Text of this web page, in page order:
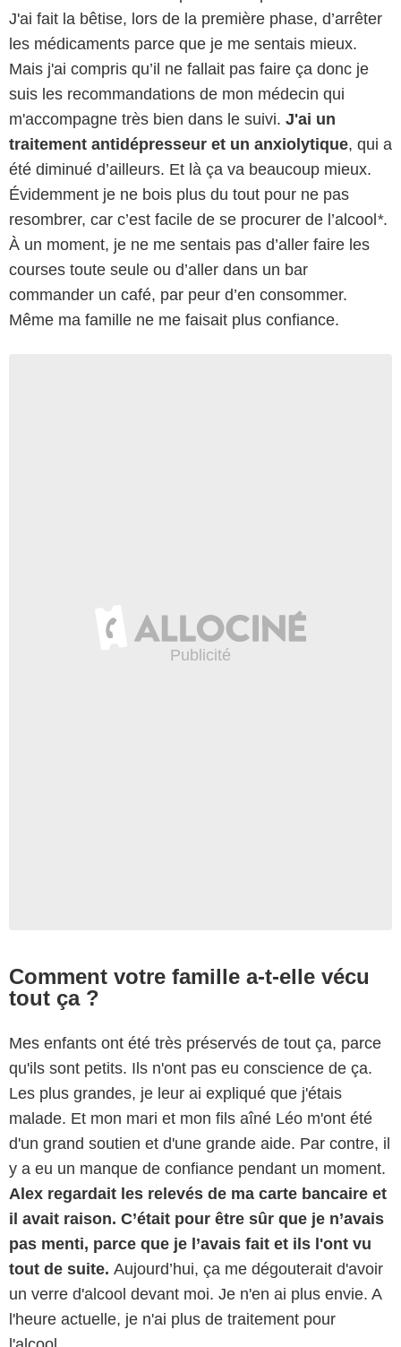
J'ai fait la bêtise, lors de la première phase, d’arrêter
les médicaments parce que je me sentais mieux.
Mais j'ai compris qu’il ne fallait pas faire ça donc je
suis les recommandations de mon médecin qui
m'accompagne très bien dans le suivi. J'ai un
traitement antidépresseur et un anxiolytique, qui a
été diminué d’ailleurs. Et là ça va beaucoup mieux.
Évidemment je ne bois plus du tout pour ne pas
resombrer, car c’est facile de se procurer de l’alcool*.
À un moment, je ne me sentais pas d’aller faire les
courses toute seule ou d’aller dans un bar
commander un café, par peur d’en consommer.
Même ma famille ne me faisait plus confiance.
Comment votre famille a-t-elle vécu
tout ça ?
Mes enfants ont été très préservés de tout ça, parce
qu'ils sont petits. Ils n'ont pas eu conscience de ça.
Les plus grandes, je leur ai expliqué que j'étais
malade. Et mon mari et mon fils aîné Léo m'ont été
d'un grand soutien et d'une grande aide. Par contre, il
y a eu un manque de confiance pendant un moment.
Alex regardait les relevés de ma carte bancaire et
il avait raison. C’était pour être sûr que je n’avais
pas menti, parce que je l’avais fait et ils l'ont vu
tout de suite. Aujourd’hui, ça me dégouterait d'avoir
un verre d'alcool devant moi. Je n'en ai plus envie. A
l'heure actuelle, je n'ai plus de traitement pour